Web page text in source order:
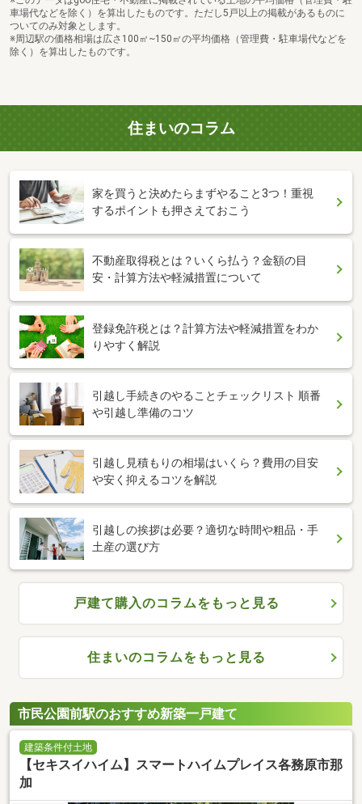
車場代などを除く）を算出したものです。ただし5戸以上の掲載があるものに
ついてのみ対象とします。
※周辺駅の価格相場は広さ100㎡~150㎡の平均価格（管理費・駐車場代などを
除く）を算出したものです。
住まいのコラム
家を買うと決めたらまずやること3つ！重視
するポイントも押さえておこう
不動産取得税とは？いくら払う？金額の目
安・計算方法や軽減措置について
登録免許税とは？計算方法や軽減措置をわか
りやすく解説
引越し手続きのやることチェックリスト 順番
や引越し準備のコツ
引越し見積もりの相場はいくら？費用の目安
や安く抑えるコツを解説
引越しの挨拶は必要？適切な時間や粗品・手
土産の選び方
戸建て購入のコラムをもっと見る
住まいのコラムをもっと見る
市民公園前駅のおすすめ新築一戸建て
建築条件付土地
【セキスイハイム】スマートハイムプレイス各務原市那
加